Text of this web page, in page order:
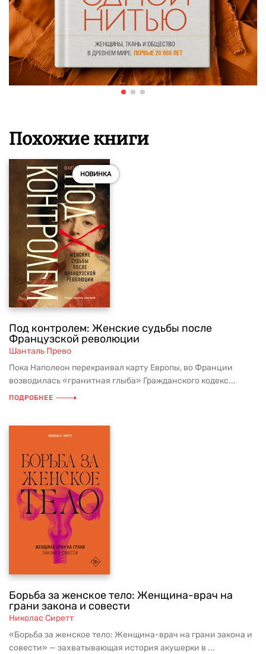
Похожие книги
НОВИНКА
Под контролем: Женские судьбы после
Французской революции
Шанталь Прево
Пока Наполеон перекраивал карту Европы, во Франции
возводилась «гранитная глыба» Гражданского кодекс...
ПОДРОБНЕЕ
Борьба за женское тело: Женщина-врач на
грани закона и совести
Николас Сиретт
«Борьба за женское тело: Женщина-врач на грани закона и
совести» — захватывающая история акушерки в ...